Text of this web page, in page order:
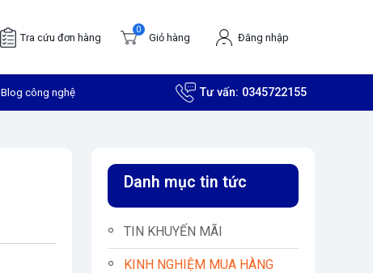
Tra cứu đơn hàng
0
Giỏ hàng Đăng nhập
Blog công nghệ Tư vấn: 0345722155
Danh mục tin tức
TIN KHUYẾN MÃI
KINH NGHIỆM MUA HÀNG